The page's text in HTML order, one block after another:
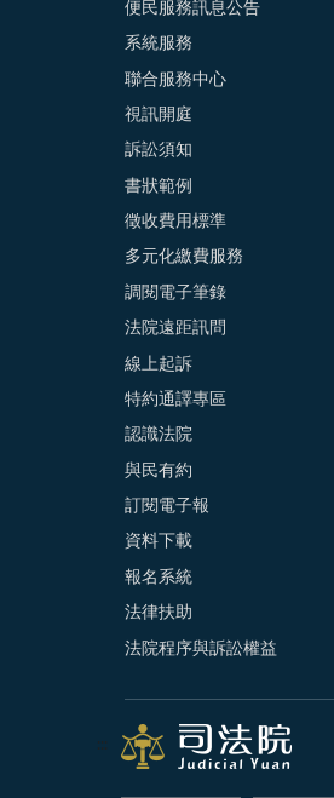
便民服務訊息公告
系統服務
聯合服務中心
視訊開庭
訴訟須知
書狀範例
徵收費用標準
多元化繳費服務
調閱電子筆錄
法院遠距訊問
線上起訴
特約通譯專區
認識法院
與民有約
訂閱電子報
資料下載
報名系統
法律扶助
法院程序與訴訟權益
:::